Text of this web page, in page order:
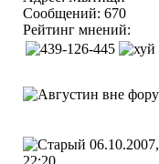
Сообщений: 670
Рейтинг мнений:
06.10.2007,
22:20